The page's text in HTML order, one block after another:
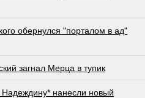
обернулся "порталом в ад"
загнал Мерца в тупик
нанесли новый